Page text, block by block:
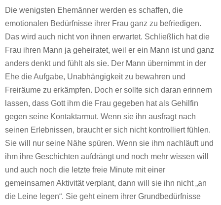
Die wenigsten Ehemänner werden es schaffen, die
emotionalen Bedürfnisse ihrer Frau ganz zu befriedigen.
Das wird auch nicht von ihnen erwartet. Schließlich hat die
Frau ihren Mann ja geheiratet, weil er ein Mann ist und ganz
anders denkt und fühlt als sie. Der Mann übernimmt in der
Ehe die Aufgabe, Unabhängigkeit zu bewahren und
Freiräume zu erkämpfen. Doch er sollte sich daran erinnern
lassen, dass Gott ihm die Frau gegeben hat als Gehilfin
gegen seine Kontaktarmut. Wenn sie ihn ausfragt nach
seinen Erlebnissen, braucht er sich nicht kontrolliert fühlen.
Sie will nur seine Nähe spüren. Wenn sie ihm nachläuft und
ihm ihre Geschichten aufdrängt und noch mehr wissen will
und auch noch die letzte freie Minute mit einer
gemeinsamen Aktivität verplant, dann will sie ihn nicht „an
die Leine legen“. Sie geht einem ihrer Grundbedürfnisse